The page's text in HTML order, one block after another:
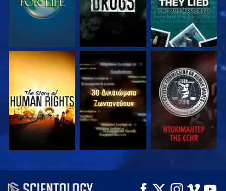
ΠΑΡΑΚΟΛΟΥΘΗΣΤΕ ΠΑΡΑΚΟΛΟΥΘΗΣΤΕ ΠΑΡΑΚΟΛΟΥΘΗΣΤΕ
ΠΑΡΑΚΟΛΟΥΘΗΣΤΕ ΠΑΡΑΚΟΛΟΥΘΗΣΤΕ
ΕΞΕΡΕΥΝΗΣΤΕ ΤΗ